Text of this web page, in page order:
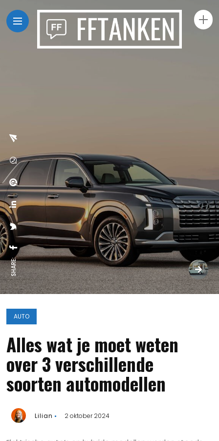
SHARE:
AUTO
Alles wat je moet weten
over 3 verschillende
soorten automodellen
Lilian 2 oktober 2024